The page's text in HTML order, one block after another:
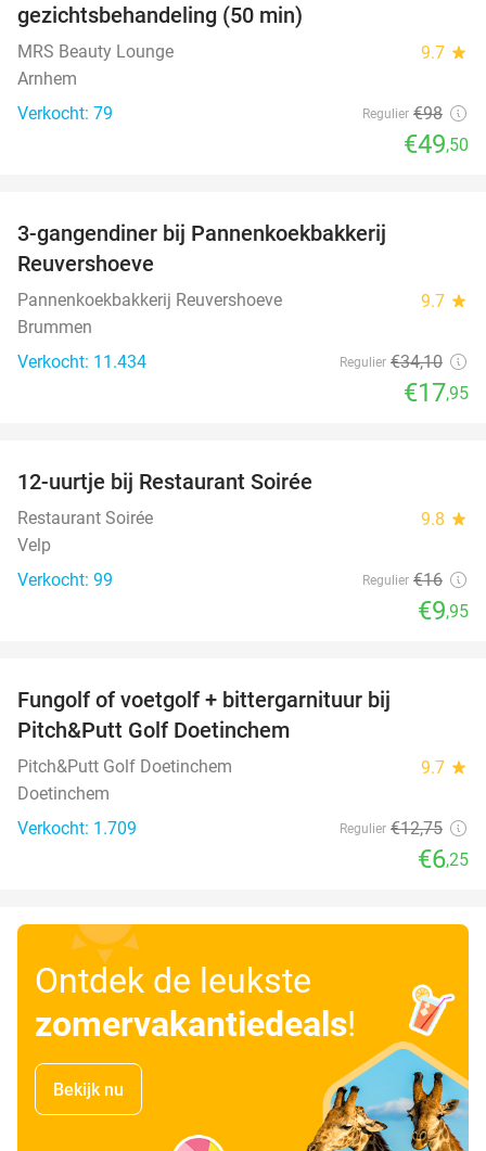
gezichtsbehandeling (50 min)
MRS Beauty Lounge 9.7 star
Arnhem
Verkocht: 79
Regulier €98
€49,50
3-gangendiner bij Pannenkoekbakkerij
Reuvershoeve
Pannenkoekbakkerij Reuvershoeve 9.7 star
Brummen
Verkocht: 11.434
Regulier €34,10
€17,95
12-uurtje bij Restaurant Soirée
Restaurant Soirée 9.8 star
Velp
Verkocht: 99
Regulier €16
€9,95
Fungolf of voetgolf + bittergarnituur bij
Pitch&Putt Golf Doetinchem
Pitch&Putt Golf Doetinchem 9.7 star
Doetinchem
Verkocht: 1.709
Regulier €12,75
€6,25
Ontdek de leukste
zomervakantiedeals!
Bekijk nu